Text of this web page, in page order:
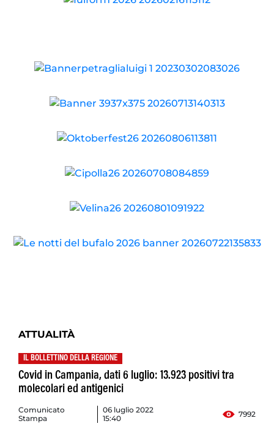
ATTUALITÀ
IL BOLLETTINO DELLA REGIONE
Covid in Campania, dati 6 luglio: 13.923 positivi tra
molecolari ed antigenici
Comunicato
Stampa
06 luglio 2022
15:40
7992